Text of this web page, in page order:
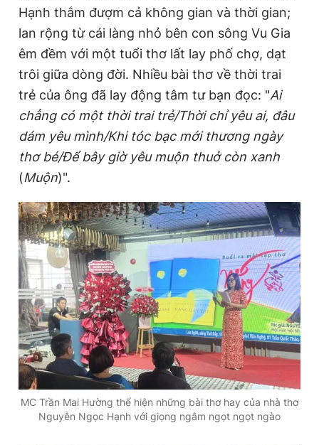
Hạnh thắm đượm cả không gian và thời gian;
lan rộng từ cái làng nhỏ bên con sông Vu Gia
êm đềm với một tuổi thơ lất lay phố chợ, dạt
trôi giữa dòng đời. Nhiều bài thơ về thời trai
trẻ của ông đã lay động tâm tư bạn đọc: "Ai
chẳng có một thời trai trẻ/Thời chỉ yêu ai, đâu
dám yêu mình/Khi tóc bạc mới thương ngày
thơ bé/Để bây giờ yêu muộn thuở còn xanh
(Muộn)".
MC Trần Mai Hường thể hiện những bài thơ hay của nhà thơ
Nguyễn Ngọc Hạnh với giọng ngâm ngọt ngọt ngào